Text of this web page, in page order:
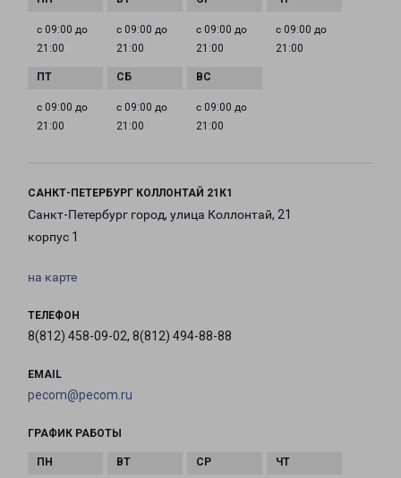
с 09:00 до
21:00
с 09:00 до
21:00
с 09:00 до
21:00
с 09:00 до
21:00
с 09:00 до
21:00
с 09:00 до
21:00
с 09:00 до
21:00
САНКТ-ПЕТЕРБУРГ КОЛЛОНТАЙ 21К1
Санкт-Петербург город, улица Коллонтай, 21
корпус 1
на карте
ТЕЛЕФОН
8(812) 458-09-02, 8(812) 494-88-88
EMAIL
pecom@pecom.ru
ГРАФИК РАБОТЫ